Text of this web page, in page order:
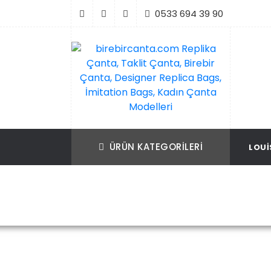
0533 694 39 90
Bags, Kadın Çanta Modelleri
ÜRÜN KATEGORILERI